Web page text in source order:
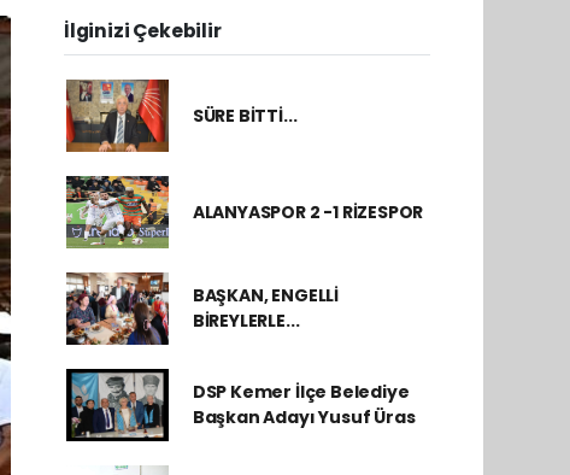
İlginizi Çekebilir
SÜRE BİTTİ...
ALANYASPOR 2 -1 RİZESPOR
BAŞKAN, ENGELLİ
BİREYLERLE...
DSP Kemer İlçe Belediye
Başkan Adayı Yusuf Üras